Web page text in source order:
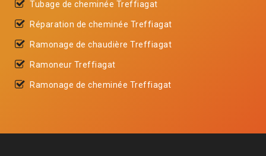
Tubage de cheminée Treffiagat
Réparation de cheminée Treffiagat
Ramonage de chaudière Treffiagat
Ramoneur Treffiagat
Ramonage de cheminée Treffiagat